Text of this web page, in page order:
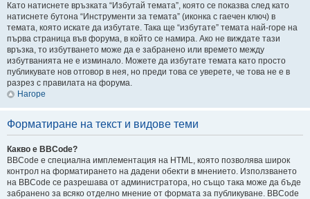
Като натиснете връзката “Избутай темата”, която се показва след като
натиснете бутона “Инструменти за темата” (иконка с гаечен ключ) в
темата, която искате да избутате. Така ще “избутате” темата най-горе на
първа страница във форума, в който се намира. Ако не виждате тази
връзка, то избутването може да е забранено или времето между
избутванията не е изминало. Можете да избутате темата като просто
публикувате нов отговор в нея, но преди това се уверете, че това не е в
разрез с правилата на форума.
Нагоре
Форматиране на текст и видове теми
Какво е BBCode?
BBCode е специална имплементация на HTML, която позволява широк
контрол на форматирането на дадени обекти в мнението. Използването
на BBCode се разрешава от администратора, но също така може да бъде
забранено за всяко отделно мнение от формата за публикуване. BBCode